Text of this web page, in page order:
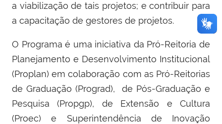
a viabilização de tais projetos; e contribuir para
a capacitação de gestores de projetos.
O Programa é uma iniciativa da Pró-Reitoria de
Planejamento e Desenvolvimento Institucional
(Proplan) em colaboração com as Pró-Reitorias
de Graduação (Prograd), de Pós-Graduação e
Pesquisa (Propgp), de Extensão e Cultura
(Proec) e Superintendência de Inovação